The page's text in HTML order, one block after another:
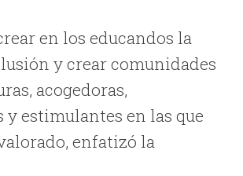
en los educandos la
y crear comunidades
acogedoras,
y estimulantes en las que
enfatizó la